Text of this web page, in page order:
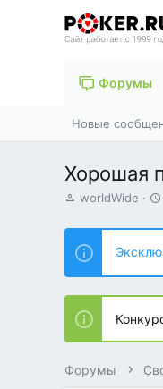
Форумы
Новые
Хорошая
А
т
о
р
т
е
м
ы
worldWide
Форумы